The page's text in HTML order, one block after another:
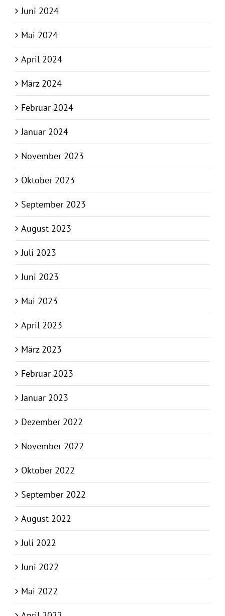
Juni 2024
Mai 2024
April 2024
März 2024
Februar 2024
Januar 2024
November 2023
Oktober 2023
September 2023
August 2023
Juli 2023
Juni 2023
Mai 2023
April 2023
März 2023
Februar 2023
Januar 2023
Dezember 2022
November 2022
Oktober 2022
September 2022
August 2022
Juli 2022
Juni 2022
Mai 2022